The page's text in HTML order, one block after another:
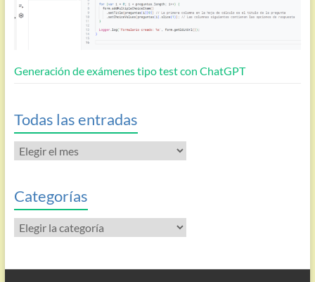
Generación de exámenes tipo test con ChatGPT
Todas las entradas
Todas
las
Categorías
Categorías